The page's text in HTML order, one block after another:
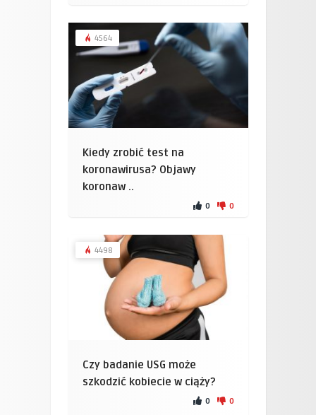
4564
Kiedy zrobić test na
koronawirusa? Objawy
koronaw ..
0 0
4498
Czy badanie USG może
szkodzić kobiecie w ciąży?
0 0